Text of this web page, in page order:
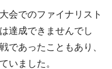
会でのファイナリスト
達成できませんでし
であったこともあり、
いました。